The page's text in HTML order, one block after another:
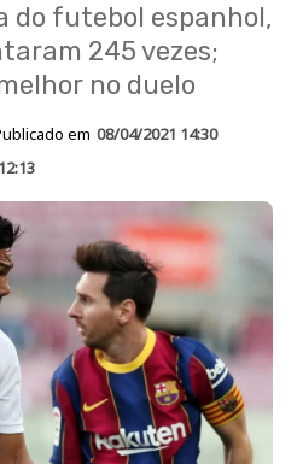
do futebol espanhol,
245 vezes;
no duelo
em 08/04/2021 14:30